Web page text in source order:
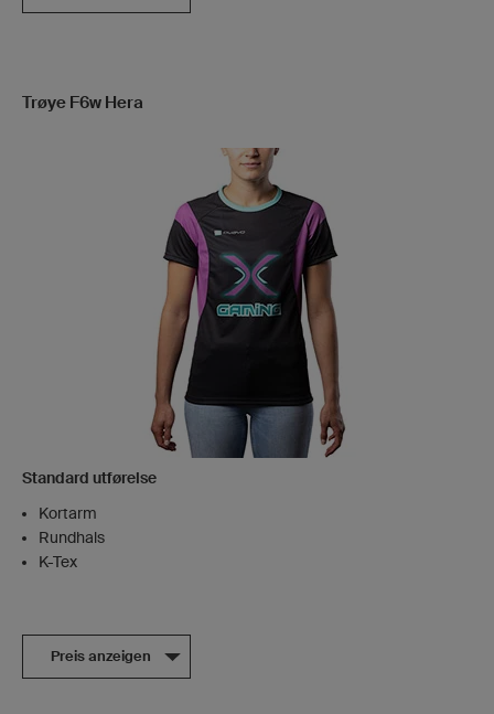
Trøye F6w Hera
Standard utførelse
Kortarm
Rundhals
K-Tex
Preis anzeigen